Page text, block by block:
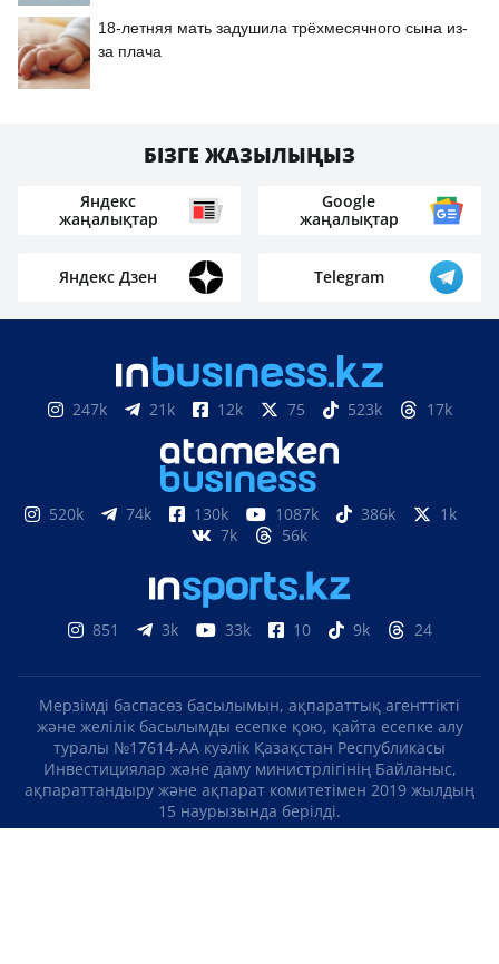
18-летняя мать задушила трёхмесячного сына из-
за плача
БІЗГЕ ЖАЗЫЛЫҢЫЗ
Яндекс
жаңалықтар
Google
жаңалықтар
Яндекс Дзен Telegram
247k 21k 12k 75 523k 17k
520k 74k 130k 1087k 386k
1k
7k
56k
851 3k 33k 10 9k 24
Мерзімді баспасөз басылымын, ақпараттық агенттікті
және желілік басылымды есепке қою, қайта есепке алу
туралы №17614-АА куәлік Қазақстан Республикасы
Инвестициялар және даму министрлігінің Байланыс,
ақпараттандыру және ақпарат комитетімен 2019 жылдың
15 наурызында берілді.